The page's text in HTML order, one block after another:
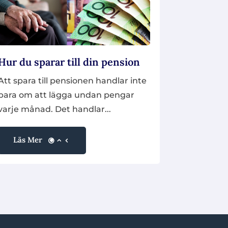
du sparar till din pension
spara till pensionen handlar inte
om att lägga undan pengar
månad. Det handlar...
Läs Mer